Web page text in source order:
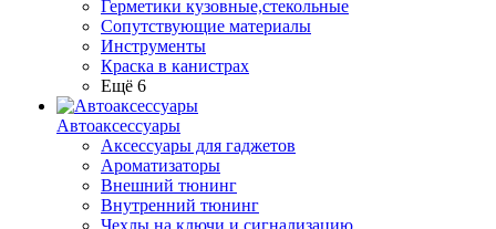
Герметики кузовные,стекольные
Сопутствующие материалы
Инструменты
Краска в канистрах
Ещё 6
Автоаксессуары
Аксессуары для гаджетов
Ароматизаторы
Внешний тюнинг
Внутренний тюнинг
Чехлы на ключи и сигнализацию